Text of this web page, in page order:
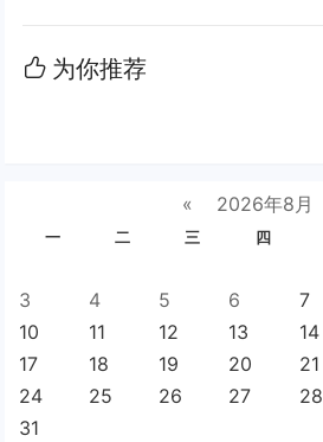
为你推荐
« 2026年8月
一 二 三 四
3
4 5 6 7
10
11 12 13 14
17
18 19 20 21
24
25 26 27 28
31